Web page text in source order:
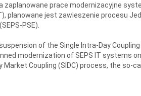
zaplanowane prace modernizacyjne
planowane jest zawieszenie procesu
PSE).
of the Single Intra-Day
modernization of SEPS IT systems
Coupling (SIDC) process, the so-